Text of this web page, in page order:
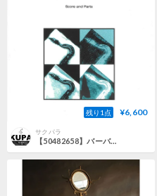
残り1点 ¥6,600
サクパラ
【50482658】バーバー：弦楽のためのアダージョ（サクソフォン四重奏SATB）